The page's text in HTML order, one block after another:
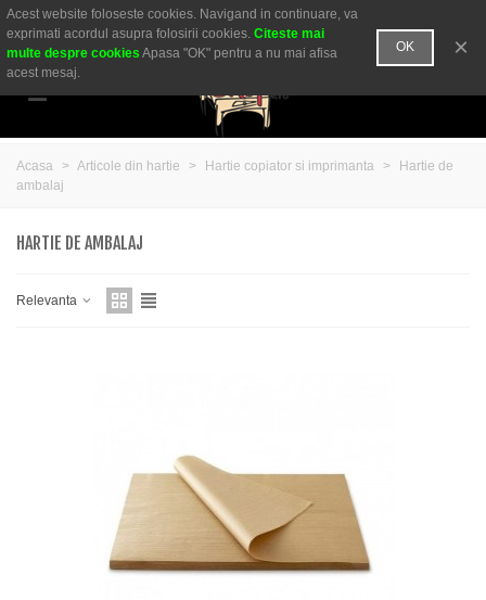
0755 050 600 0721 269 648
Acasa > Articole din hartie > Hartie copiator si imprimanta >
Hartie de
ambalaj
HARTIE DE AMBALAJ
Relevanta
Acest website foloseste cookies. Navigand in continuare, va
exprimati acordul asupra folosirii cookies. Citeste mai
multe despre cookies Apasa "OK" pentru a nu mai afisa
acest mesaj.
OK ×